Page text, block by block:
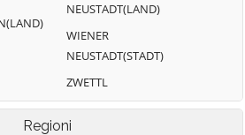
NEUSTADT(LAND)
WIENER
NEUSTADT(STADT)
ZWETTL
Regioni